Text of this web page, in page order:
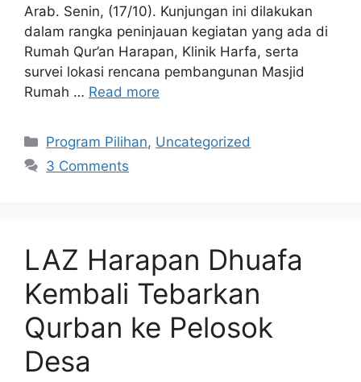
Arab. Senin, (17/10). Kunjungan ini dilakukan
dalam rangka peninjauan kegiatan yang ada di
Rumah Qur’an Harapan, Klinik Harfa, serta
survei lokasi rencana pembangunan Masjid
Rumah … Read more
Program Pilihan, Uncategorized
3 Comments
LAZ Harapan Dhuafa
Kembali Tebarkan
Qurban ke Pelosok
Desa